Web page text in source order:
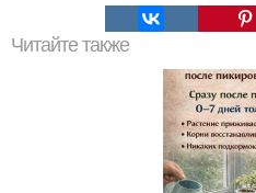
Читайте также